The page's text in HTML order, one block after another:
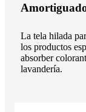
La tela hilada
los productos
absorber
lavandería.